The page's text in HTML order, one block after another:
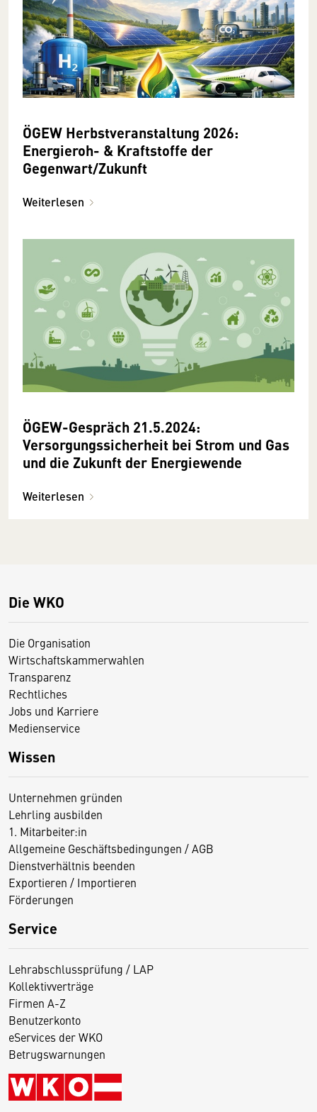
ÖGEW Herbstveranstaltung 2026:
Energieroh- & Kraftstoffe der
Gegenwart/Zukunft
Weiterlesen
ÖGEW-Gespräch 21.5.2024:
Versorgungssicherheit bei Strom und Gas
und die Zukunft der Energiewende
Weiterlesen
Die WKO
Die Organisation
Wirtschaftskammerwahlen
Transparenz
Rechtliches
Jobs und Karriere
Medienservice
Wissen
Unternehmen gründen
Lehrling ausbilden
1. Mitarbeiter:in
Allgemeine Geschäftsbedingungen / AGB
Dienstverhältnis beenden
Exportieren / Importieren
Förderungen
Service
Lehrabschlussprüfung / LAP
Kollektivverträge
Firmen A-Z
Benutzerkonto
eServices der WKO
Betrugswarnungen